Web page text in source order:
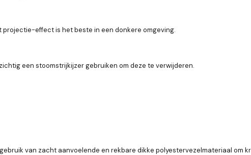
effect is het beste in een donkere omgeving.
een stoomstrijkijzer gebruiken om deze te verwijderen.
van zacht aanvoelende en rekbare dikke polyestervezelmateriaal om